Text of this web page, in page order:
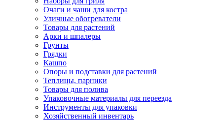
Очаги и чаши для костра
Уличные обогреватели
Товары для растений
Арки и шпалеры
Грунты
Грядки
Кашпо
Опоры и подставки для растений
Теплицы, парники
Товары для полива
Упаковочные материалы для переезда
Инструменты для упаковки
Хозяйственный инвентарь